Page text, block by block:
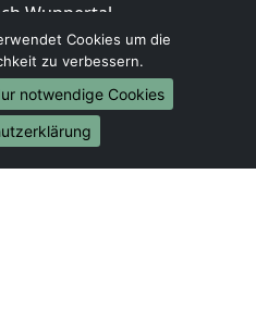
Wuppertal
Bielefeld
Bonn
Münster
Brasilien
Cookies um die
zu verbessern.
notwendige Cookies